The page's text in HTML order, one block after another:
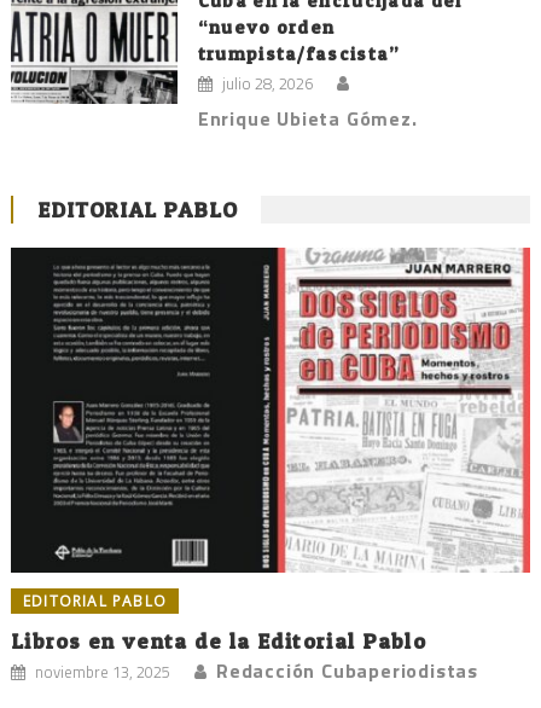
“nuevo orden
trumpista/fascista”
julio 28, 2026
Enrique Ubieta Gómez.
EDITORIAL PABLO
EDITORIAL PABLO
Libros en venta de la Editorial Pablo
noviembre 13, 2025 Redacción Cubaperiodistas